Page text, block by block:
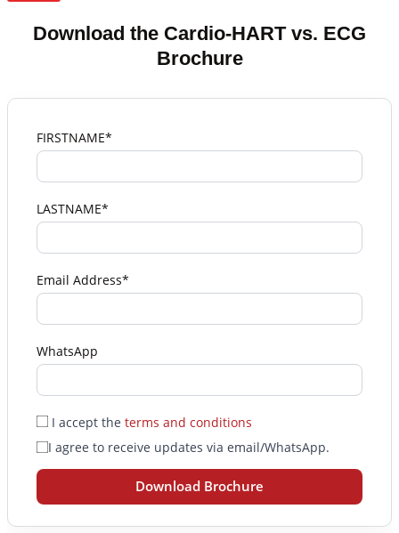
Download the Cardio-HART vs. ECG
Brochure
FIRSTNAME*
LASTNAME*
Email Address*
WhatsApp
I accept the terms and conditions
I agree to receive updates via email/WhatsApp.
Download Brochure